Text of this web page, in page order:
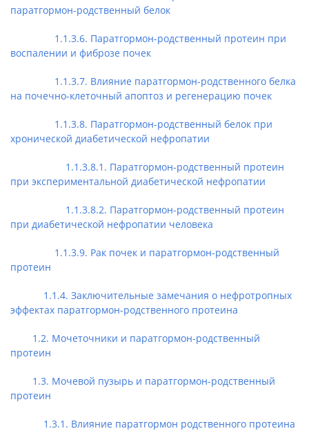
паратгормон-родственный белок
1.1.3.6. Паратгормон-родственный протеин при
воспалении и фиброзе почек
1.1.3.7. Влияние паратгормон-родственного белка
на почечно-клеточный апоптоз и регенерацию почек
1.1.3.8. Паратгормон-родственный белок при
хронической диабетической нефропатии
1.1.3.8.1. Паратгормон-родственный протеин
при экспериментальной диабетической нефропатии
1.1.3.8.2. Паратгормон-родственный протеин
при диабетической нефропатии человека
1.1.3.9. Рак почек и паратгормон-родственный
протеин
1.1.4. Заключительные замечания о нефротропных
эффектах паратгормон-родственного протеина
1.2. Мочеточники и паратгормон-родственный
протеин
1.3. Мочевой пузырь и паратгормон-родственный
протеин
1.3.1. Влияние паратгормон родственного протеина